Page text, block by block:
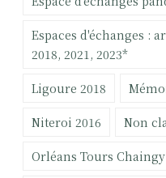
Espaces d'échanges :
2018, 2021, 2023*
Ligoure 2018
Niteroi 2016 Non
Orléans Tours Chaingy